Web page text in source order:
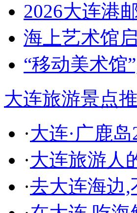
2026大连港
海上艺术馆
“移动美术馆
大连旅游景点
·大连·广鹿
·大连旅游人
·去大连海边